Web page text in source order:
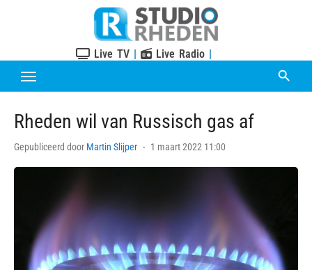
Live TV | Live Radio |
Rheden wil van Russisch gas af
Gepubliceerd door Martin Slijper
Posted
1 maart 2022 11:00